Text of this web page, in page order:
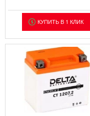
КУПИТЬ В 1 КЛИК